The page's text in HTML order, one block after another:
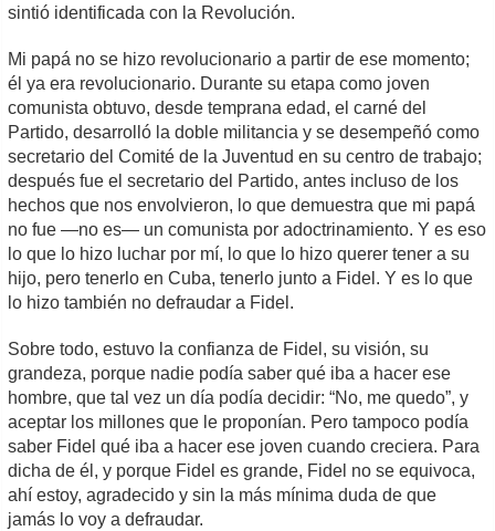
sintió identificada con la Revolución.
Mi papá no se hizo revolucionario a partir de ese momento;
él ya era revolucionario. Durante su etapa como joven
comunista obtuvo, desde temprana edad, el carné del
Partido, desarrolló la doble militancia y se desempeñó como
secretario del Comité de la Juventud en su centro de trabajo;
después fue el secretario del Partido, antes incluso de los
hechos que nos envolvieron, lo que demuestra que mi papá
no fue —no es— un comunista por adoctrinamiento. Y es eso
lo que lo hizo luchar por mí, lo que lo hizo querer tener a su
hijo, pero tenerlo en Cuba, tenerlo junto a Fidel. Y es lo que
lo hizo también no defraudar a Fidel.
Sobre todo, estuvo la confianza de Fidel, su visión, su
grandeza, porque nadie podía saber qué iba a hacer ese
hombre, que tal vez un día podía decidir: “No, me quedo”, y
aceptar los millones que le proponían. Pero tampoco podía
saber Fidel qué iba a hacer ese joven cuando creciera. Para
dicha de él, y porque Fidel es grande, Fidel no se equivoca,
ahí estoy, agradecido y sin la más mínima duda de que
jamás lo voy a defraudar.